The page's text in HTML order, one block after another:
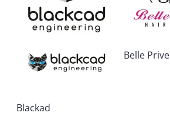
Blackad
Belle Prive